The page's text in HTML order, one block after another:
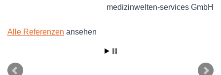
medizinwelten-services GmbH
Alle Referenzen ansehen